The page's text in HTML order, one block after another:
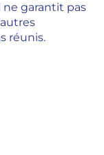
garantit pas
réunis.